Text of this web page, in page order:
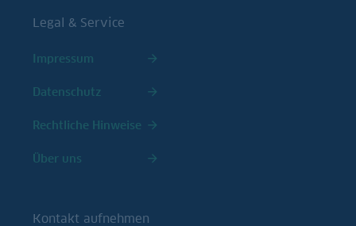
Legal & Service
Impressum
Datenschutz
Rechtliche Hinweise
Über uns
Kontakt aufnehmen